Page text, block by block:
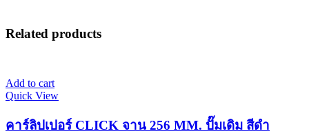
Related products
Add to cart
Quick View
คาร์ลิปเปอร์ CLICK จาน 256 MM. ปั๊มเดิม สีดำ